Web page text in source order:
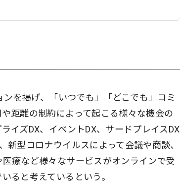
を掲げ、「いつでも」「どこでも」コミ
距離の制約によって起こる様々な機会の
イズDX、イベントDX、サードプレイスDX
型コロナウイルスによって会議や商談、
療など様々なサービスがオンラインで受
ると考えているという。